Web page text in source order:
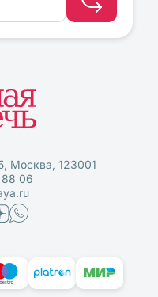
Москва, 123001
06